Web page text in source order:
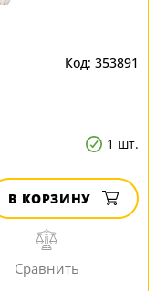
353891
1 шт.
В КОРЗИНУ